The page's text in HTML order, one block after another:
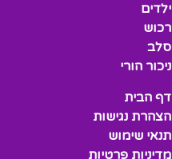
ילדים
רכוש
סלב
ניכור הורי
דף הבית
הצהרת נגישות
תנאי שימוש
מדיניות פרטיות